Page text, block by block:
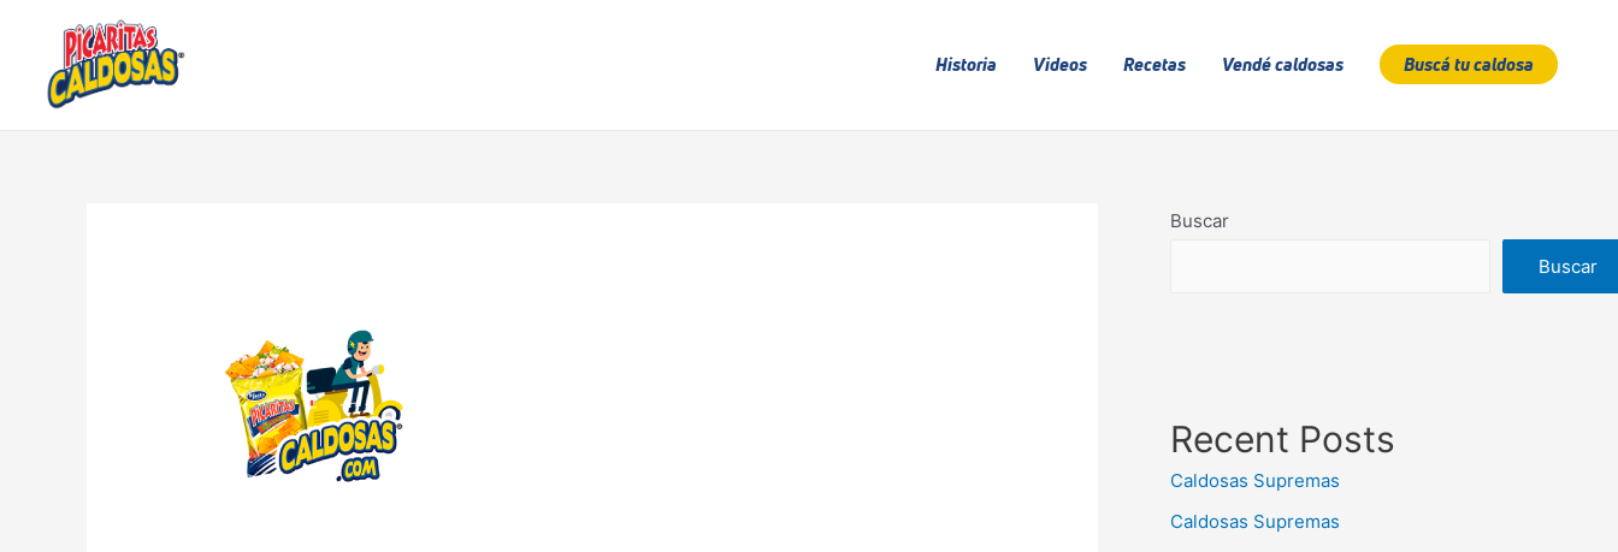
Historia Videos Recetas Vendé caldosas Buscá tu caldosa
Buscar
Buscar
Recent Posts
Caldosas Supremas
Caldosas Supremas